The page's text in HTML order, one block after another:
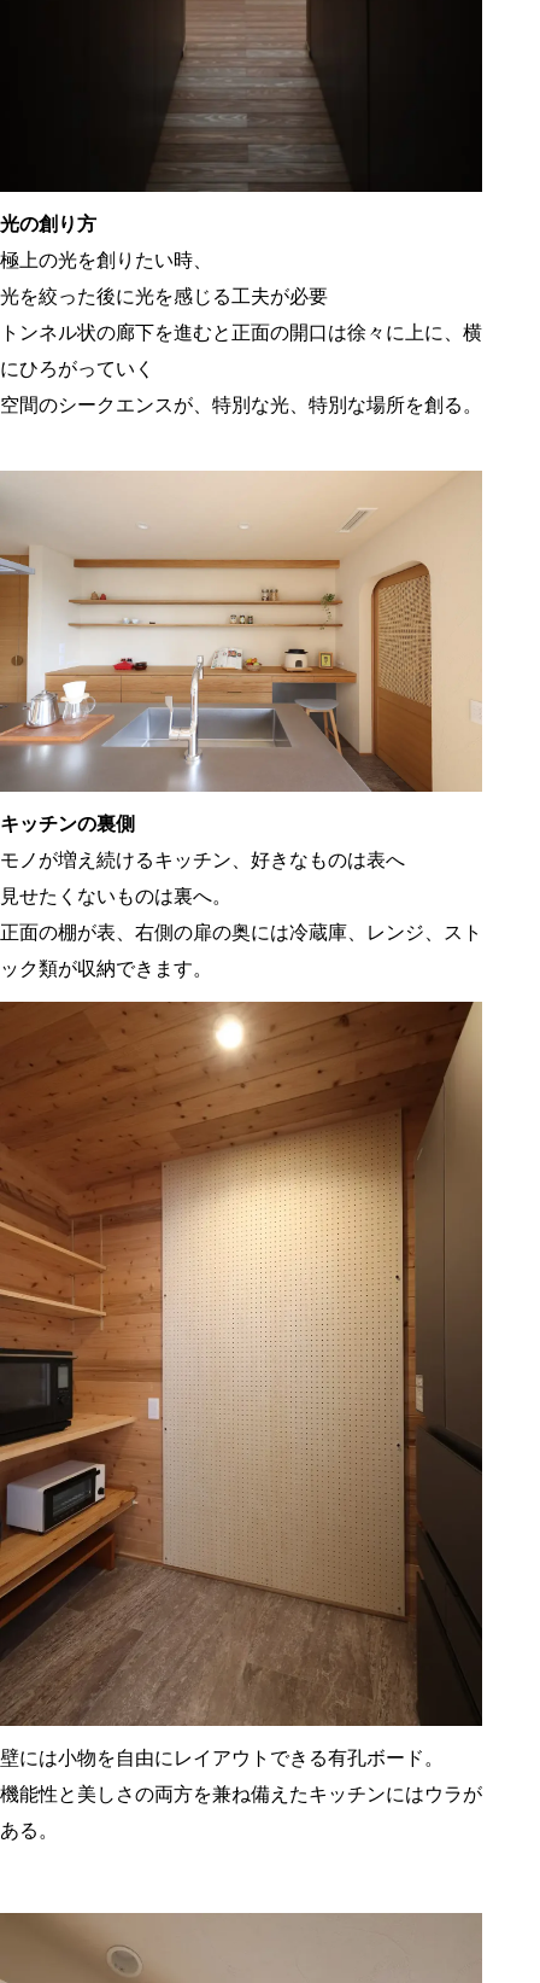
光の創り方
極上の光を創りたい時、
光を絞った後に光を感じる工夫が必要
トンネル状の廊下を進むと正面の開口は徐々に上に、横
にひろがっていく
空間のシークエンスが、特別な光、特別な場所を創る。
キッチンの裏側
モノが増え続けるキッチン、好きなものは表へ
見せたくないものは裏へ。
正面の棚が表、右側の扉の奥には冷蔵庫、レンジ、スト
ック類が収納できます。
壁には小物を自由にレイアウトできる有孔ボード。
機能性と美しさの両方を兼ね備えたキッチンにはウラが
ある。